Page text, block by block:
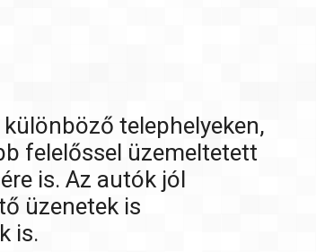
telephelyeken,
felelőssel üzemeltetett
is. Az autók jól
üzenetek is
is.